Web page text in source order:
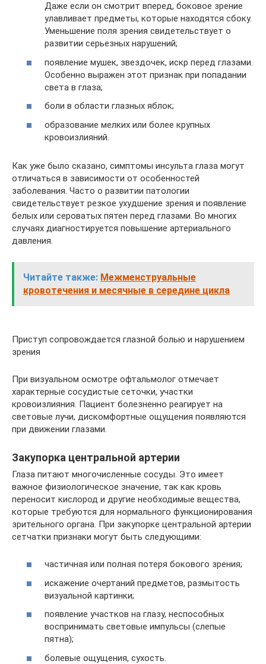
Даже если он смотрит вперед, боковое зрение
улавливает предметы, которые находятся сбоку.
Уменьшение поля зрения свидетельствует о
развитии серьезных нарушений;
появление мушек, звездочек, искр перед глазами.
Особенно выражен этот признак при попадании
света в глаза;
боли в области глазных яблок;
образование мелких или более крупных
кровоизлияний.
Как уже было сказано, симптомы инсульта глаза могут
отличаться в зависимости от особенностей
заболевания. Часто о развитии патологии
свидетельствует резкое ухудшение зрения и появление
белых или сероватых пятен перед глазами. Во многих
случаях диагностируется повышение артериального
давления.
Читайте также: Межменструальные
кровотечения и месячные в середине цикла
Приступ сопровождается глазной болью и нарушением
зрения
При визуальном осмотре офтальмолог отмечает
характерные сосудистые сеточки, участки
кровоизлияния. Пациент болезненно реагирует на
световые лучи, дискомфортные ощущения появляются
при движении глазами.
Закупорка центральной артерии
Глаза питают многочисленные сосуды. Это имеет
важное физиологическое значение, так как кровь
переносит кислород и другие необходимые вещества,
которые требуются для нормального функционирования
зрительного органа. При закупорке центральной артерии
сетчатки признаки могут быть следующими:
частичная или полная потеря бокового зрения;
искажение очертаний предметов, размытость
визуальной картинки;
появление участков на глазу, неспособных
воспринимать световые импульсы (слепые
пятна);
болевые ощущения, сухость.